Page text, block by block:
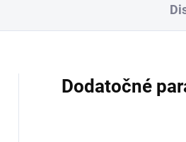
Dodatočné